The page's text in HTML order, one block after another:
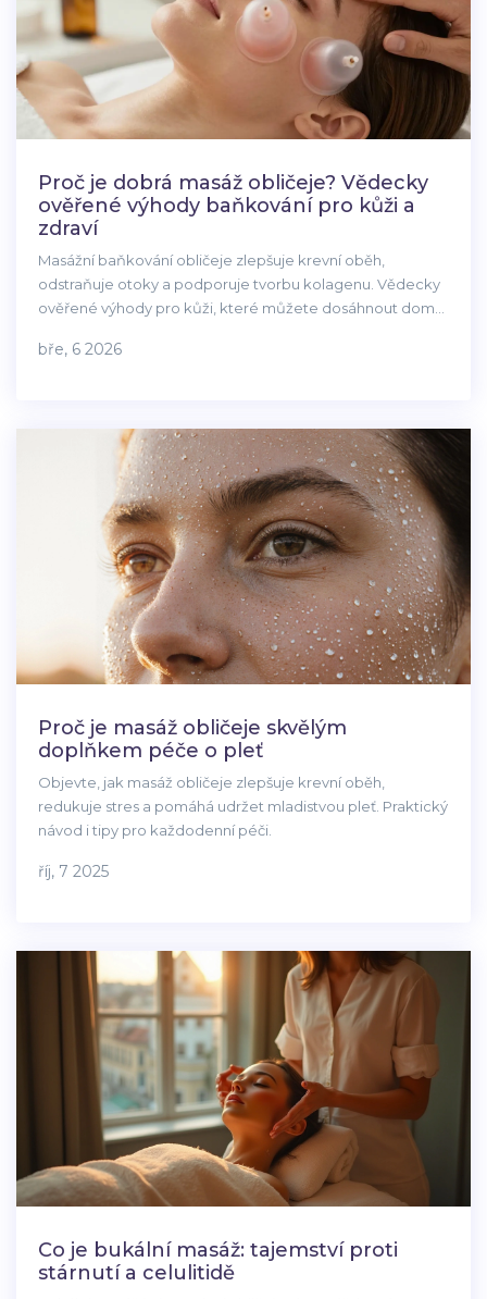
Proč je dobrá masáž obličeje? Vědecky
ověřené výhody baňkování pro kůži a
zdraví
Masážní baňkování obličeje zlepšuje krevní oběh,
odstraňuje otoky a podporuje tvorbu kolagenu. Vědecky
ověřené výhody pro kůži, které můžete dosáhnout doma
bře, 6 2026
Proč je masáž obličeje skvělým
doplňkem péče o pleť
Objevte, jak masáž obličeje zlepšuje krevní oběh,
redukuje stres a pomáhá udržet mladistvou pleť. Praktický
návod i tipy pro každodenní péči.
říj, 7 2025
Co je bukální masáž: tajemství proti
stárnutí a celulitidě